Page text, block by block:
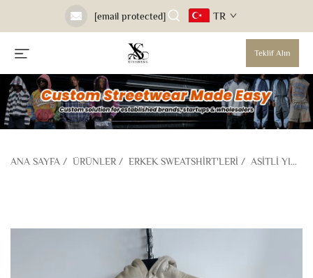
[email protected] TR
Teklif Alın
ANA SAYFA / ÜRÜNLER/ ERKEK SWEATSHIRT'LERI / ASITLI YIKAMA SWEATSHIRT